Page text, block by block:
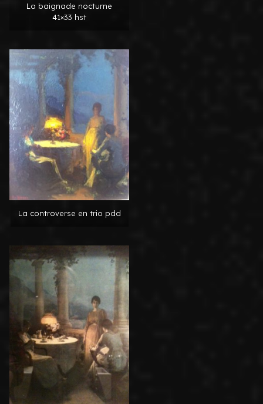
La baignade nocturne
41×33 hst
La controverse en trio pdd